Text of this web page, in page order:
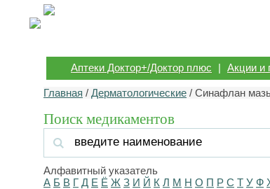
Аптеки Доктор+/Доктор плюс | Акции и
Главная / Дерматологические / Синафлан
Поиск медикаментов
Алфавитный указатель
А Б В Г Д Е Ё Ж З И Й К Л М Н О П Р С Т У Ф